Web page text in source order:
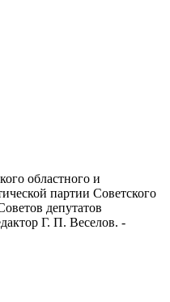
областного и
партии Советского
депутатов
Г. П. Веселов. -